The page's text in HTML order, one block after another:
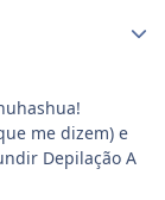
me dizem) e
Depilação A